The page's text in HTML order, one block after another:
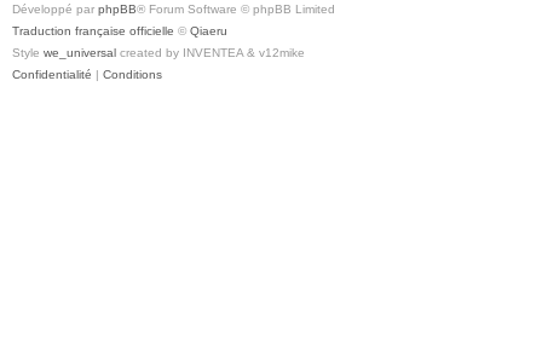
Développé par phpBB® Forum Software © phpBB Limited
Traduction française officielle © Qiaeru
Style we_universal created by INVENTEA & v12mike
Confidentialité | Conditions